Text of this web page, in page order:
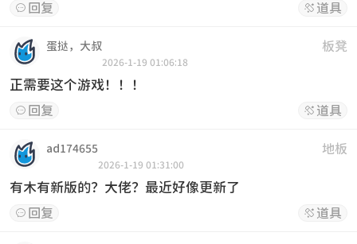
 回复  道具
板凳
蛋挞，大叔
2026-1-19 01:06:18
正需要这个游戏！！！
 回复  道具
地板
ad174655
2026-1-19 01:31:00
有木有新版的？大佬？最近好像更新了
 回复  道具